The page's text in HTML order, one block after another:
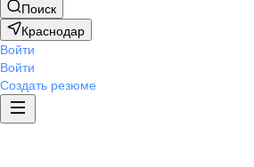
Поиск
Краснодар
Войти
Войти
Создать резюме